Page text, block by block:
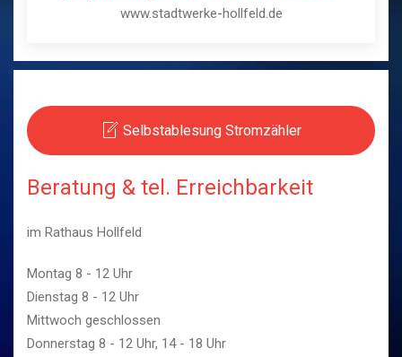
www.stadtwerke-hollfeld.de
Selbstablesung Stromzähler
Beratung & tel. Erreichbarkeit
im Rathaus Hollfeld
Montag 8 - 12 Uhr
Dienstag 8 - 12 Uhr
Mittwoch geschlossen
Donnerstag 8 - 12 Uhr, 14 - 18 Uhr